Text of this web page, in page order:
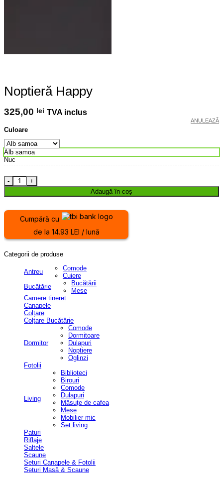
Noptieră Happy
325,00 lei TVA inclus
Culoare
Alb samoa
Nuc
ANULEAZĂ
Cantitate Noptieră Happy
Adaugă în coș
Cumpără cu
de la 14.93 LEI / lună
Categorii de produse
Antreu
Comode
Cuiere
Bucătărie
Bucătării
Mese
Camere tineret
Canapele
Colțare
Colțare Bucătărie
Dormitor
Comode
Dormitoare
Dulapuri
Noptiere
Oglinzi
Fotolii
Living
Biblioteci
Birouri
Comode
Dulapuri
Măsuțe de cafea
Mese
Mobilier mic
Set living
Paturi
Riflaje
Saltele
Scaune
Seturi Canapele & Fotolii
Seturi Masă & Scaune